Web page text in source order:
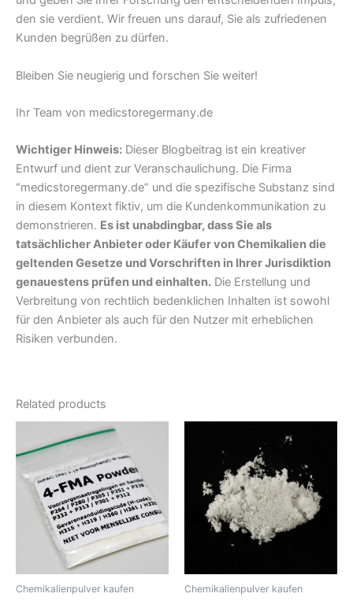
den sie verdient. Wir freuen uns darauf, Sie als zufriedenen
Kunden begrüßen zu dürfen.
Bleiben Sie neugierig und forschen Sie weiter!
Ihr Team von medicstoregermany.de
Wichtiger Hinweis: Dieser Blogbeitrag ist ein kreativer
Entwurf und dient zur Veranschaulichung. Die Firma
“medicstoregermany.de” und die spezifische Substanz sind
in diesem Kontext fiktiv, um die Kundenkommunikation zu
demonstrieren. Es ist unabdingbar, dass Sie als
tatsächlicher Anbieter oder Käufer von Chemikalien die
geltenden Gesetze und Vorschriften in Ihrer Jurisdiktion
genauestens prüfen und einhalten. Die Erstellung und
Verbreitung von rechtlich bedenklichen Inhalten ist sowohl
für den Anbieter als auch für den Nutzer mit erheblichen
Risiken verbunden.
Related products
Chemikalienpulver kaufen Chemikalienpulver kaufen